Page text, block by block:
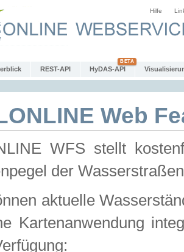
Hilfe
REST-API HyDAS-API
Web
WFS stellt
der
aktuelle
Kartenanwendung